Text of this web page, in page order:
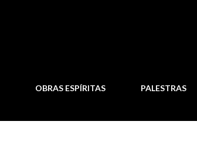
OBRAS ESPÍRITAS PALESTRAS